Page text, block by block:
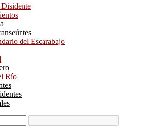
del Escarabajo
Río